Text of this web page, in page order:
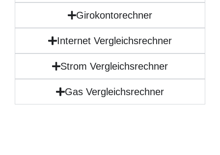
Girokontorechner
Internet Vergleichsrechner
Strom Vergleichsrechner
Gas Vergleichsrechner